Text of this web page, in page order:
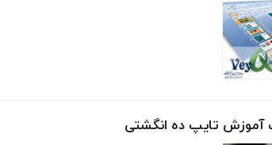
آموزش تایپ ده انگشتی